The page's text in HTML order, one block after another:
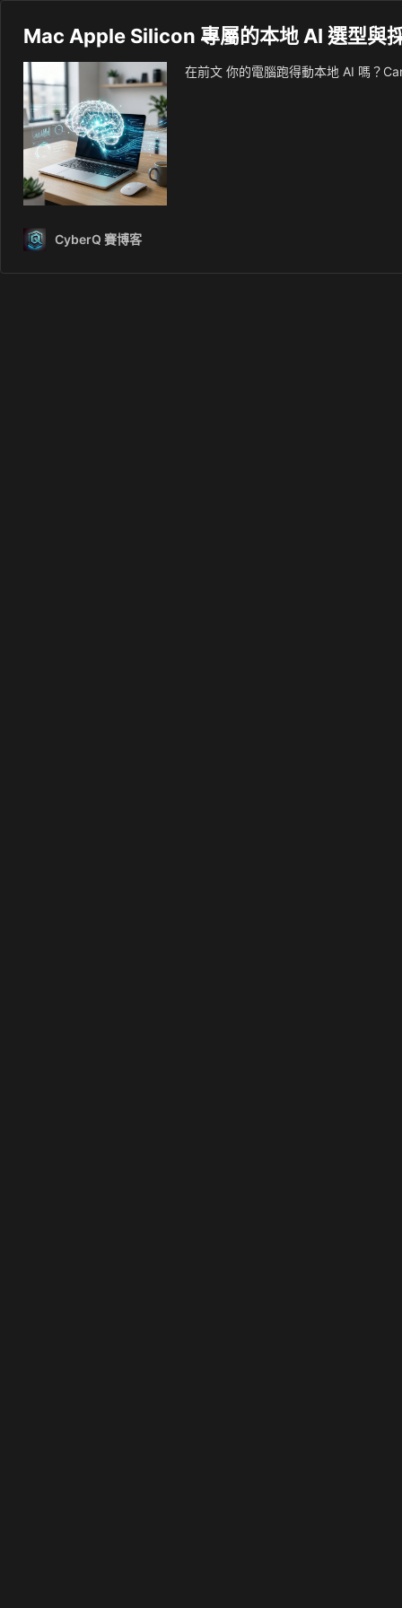
Mac Apple Silicon 專屬的本地 AI 選型與
在前文 你的電腦跑得動本地 AI 嗎？
CyberQ 賽博客